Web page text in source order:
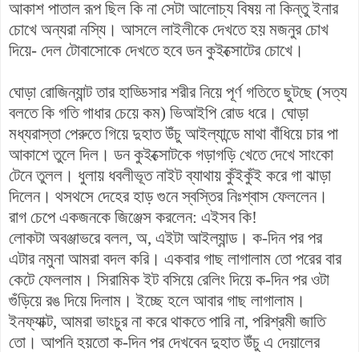
আকাশ পাতাল রূপ ছিল কি না সেটা আলোচ্য বিষয় না কিন্তু ইনার
চোখে অন্যরা নস্যি। আসলে লাইলীকে দেখতে হয় মজনুর চোখ
দিয়ে- দেল টোবাসোকে দেখতে হবে ডন কুইক্সোটের চোখে।
ঘোড়া রোজিন্যান্ট তার হাড্ডিসার শরীর নিয়ে পূর্ণ গতিতে ছুটছে (সত্য
বলতে কি গতি গাধার চেয়ে কম) ভিআইপি রোড ধরে। ঘোড়া
মধ্যরাস্তা পেরুতে গিয়ে দুহাত উঁচু আইল্যান্ডে মাথা বাঁধিয়ে চার পা
আকাশে তুলে দিল। ডন কুইক্সোটকে গড়াগড়ি খেতে দেখে সাংকো
টেনে তুলল। ধুলায় ধবলীভূত নাইট ব্যাথায় কুঁইকুঁই করে গা ঝাড়া
দিলেন। থসথসে দেহের হাড় গুনে স্বস্তির নিঃশ্বাস ফেললেন।
রাগ চেপে একজনকে জিঞ্জেস করলেন: এইসব কি!
লোকটা অবঞ্জাভরে বলল, অ, এইটা আইল্যান্ড। ক-দিন পর পর
এটার নমুনা আমরা বদল করি। একবার গাছ লাগালাম তো পরের বার
কেটে ফেললাম। সিরামিক ইট বসিয়ে রেলিং দিয়ে ক-দিন পর ওটা
গুঁড়িয়ে রঙ দিয়ে দিলাম। ইচ্ছে হলে আবার গাছ লাগালাম।
ইনফ্যাক্ট, আমরা ভাংচুর না করে থাকতে পারি না, পরিশ্রমী জাতি
তো। আপনি হয়তো ক-দিন পর দেখবেন দুহাত উঁচু এ দেয়ালের